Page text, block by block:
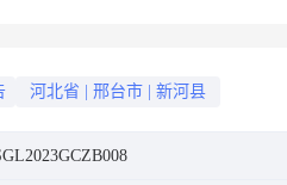
河北省 邢台市 新河县